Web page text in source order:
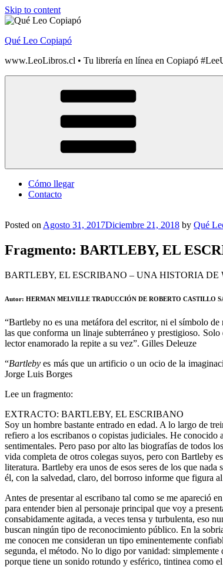
Skip to content
Qué Leo Copiapó
www.LeoLibros.cl • Tu librería en línea en Copiapó
Cómo llegar
Contacto
Posted on Agosto 31, 2017Diciembre 21, 2018 by Qué
Fragmento: BARTLEBY, EL
BARTLEBY, EL ESCRIBANO – UNA HISTORIA DE
Autor: HERMAN MELVILLE TRADUCCIÓN DE ROBERTO CASTILLO
“Bartleby no es una metáfora del escritor, ni el símbolo
las que conforma un linaje subterráneo y prestigioso.
lector enamorado la repite a su vez”. Gilles Deleuze
“Bartleby es más que un artificio o un ocio de la
Jorge Luis Borges
Lee un fragmento:
EXTRACTO: BARTLEBY, EL ESCRIBANO
Soy un hombre bastante entrado en edad. A lo largo de
refiero a los escribanos o copistas judiciales. He
sentimentales. Pero paso por alto las biografías de todos
vida completa de otros colegas suyos, pero con Bartleby
literatura. Bartleby era unos de esos seres de los que
él, con la salvedad, claro, del borroso informe que figura
Antes de presentar al escribano tal como se me apareció
para entender bien al personaje principal que voy a
consabidamente agitada, a veces tensa y turbulenta, eso
buscan ningún tipo de reconocimiento público. En la
me conocen me consideran un tipo eminentemente
segunda, el método. No lo digo por vanidad:
porque tiene un sonido rotundo y esférico, tintinea como